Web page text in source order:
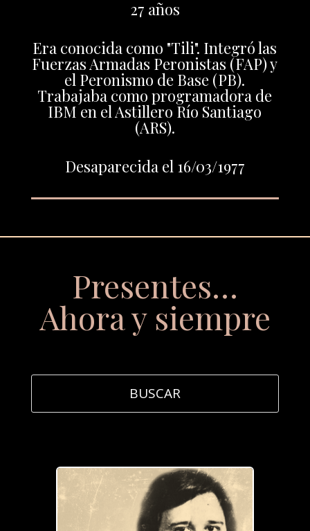
27 años
Era conocida como "Tili". Integró las
Fuerzas Armadas Peronistas (FAP) y
el Peronismo de Base (PB).
Trabajaba como programadora de
IBM en el Astillero Río Santiago
(ARS).
Desaparecida el 16/03/1977
Presentes…
Ahora y siempre